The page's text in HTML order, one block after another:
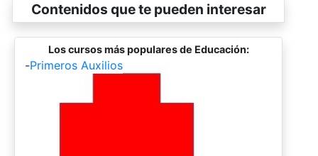
Contenidos que te pueden interesar
Los cursos más populares de Educación:
-Primeros Auxilios